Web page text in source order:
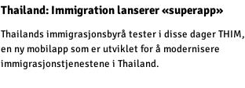
Thailand: Immigration lanserer «superapp»
Thailands immigrasjonsbyrå tester i disse dager THIM,
en ny mobilapp som er utviklet for å modernisere
immigrasjonstjenestene i Thailand.